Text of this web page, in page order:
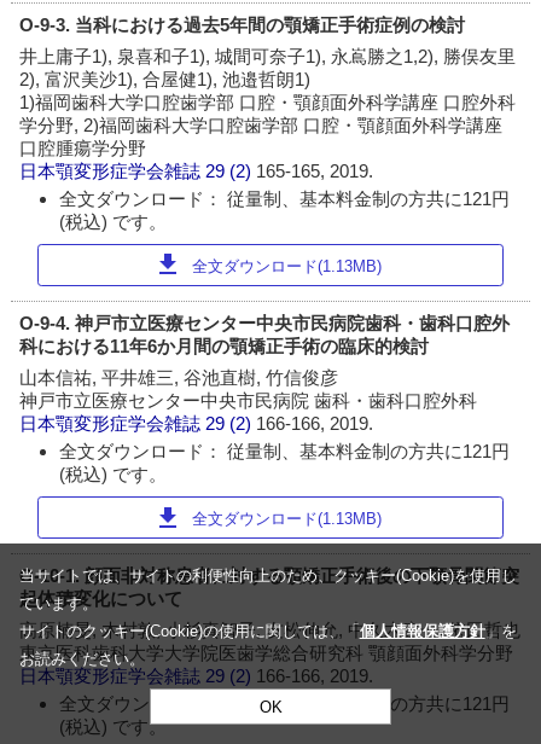
O-9-3. 当科における過去5年間の顎矯正手術症例の検討
井上庸子1), 泉喜和子1), 城間可奈子1), 永嶌勝之1,2), 勝俣友里
2), 富沢美沙1), 合屋健1), 池邉哲朗1)
1)福岡歯科大学口腔歯学部 口腔・顎顔面外科学講座 口腔外科
学分野, 2)福岡歯科大学口腔歯学部 口腔・顎顔面外科学講座
口腔腫瘍学分野
日本顎変形症学会雑誌 29 (2) 165-165, 2019.
全文ダウンロード： 従量制、基本料金制の方共に121円
(税込) です。
download 全文ダウンロード(1.13MB)
O-9-4. 神戸市立医療センター中央市民病院歯科・歯科口腔外
科における11年6か月間の顎矯正手術の臨床的検討
山本信祐, 平井雄三, 谷池直樹, 竹信俊彦
神戸市立医療センター中央市民病院 歯科・歯科口腔外科
日本顎変形症学会雑誌 29 (2) 166-166, 2019.
全文ダウンロード： 従量制、基本料金制の方共に121円
(税込) です。
download 全文ダウンロード(1.13MB)
O-10-1. 顔面非対称患者に対する顎矯正手術後の下顎骨関節突
起体積変化について
高原楠旻, 木村敦, 小杉真智子, 友松伸允, 中久木康一, 依田哲也
東京医科歯科大学大学院医歯学総合研究科 顎顔面外科学分野
日本顎変形症学会雑誌 29 (2) 166-166, 2019.
全文ダウンロード： 従量制、基本料金制の方共に121円
(税込) です。
当サイトでは、サイトの利便性向上のため、クッキー(Cookie)を使用し
ています。
サイトのクッキー(Cookie)の使用に関しては、「個人情報保護方針」を
お読みください。
OK